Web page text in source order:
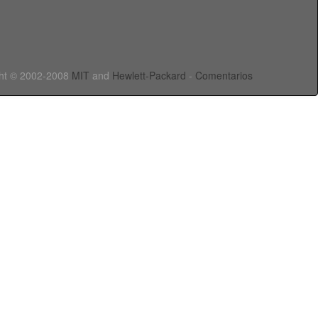
© 2002-2008 MIT and Hewlett-Packard - Comentarios